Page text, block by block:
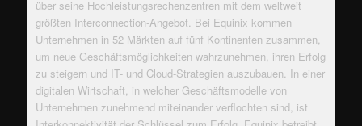
über seine Hochleistungsrechenzentren mit dem weltweit
größten Interconnection-Angebot. Bei Equinix kommen
Unternehmen in 52 Märkten auf fünf Kontinenten zusammen,
um neue Geschäftsmöglichkeiten wahrzunehmen, ihren Erfolg
zu steigern und IT- und Cloud-Strategien auszubauen. In einer
digitalen Wirtschaft, in welcher Geschäftsmodelle von
Unternehmen zunehmend miteinander verflochten sind, ist